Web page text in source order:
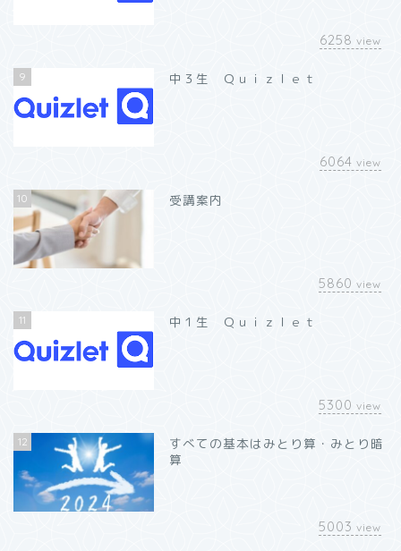
6258 view
9 中３生 Ｑｕｉｚｌｅｔ
6064 view
10 受講案内
5860 view
11 中１生 Ｑｕｉｚｌｅｔ
5300 view
12
すべての基本はみとり算・みとり暗
算
5003 view